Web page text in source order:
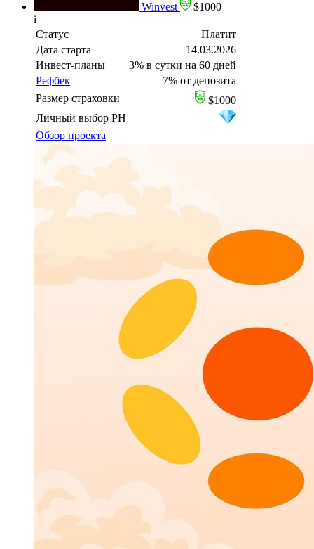
Winvest
$1000
i
Статус
Платит
Дата старта
14.03.2026
Инвест-планы
3% в сутки на 60 дней
Рефбек
7% от депозита
Размер страховки
$1000
Личный выбор PH
Обзор проекта